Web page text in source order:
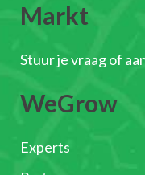
Markt
Stuur je vraag of
WeGrow
Experts